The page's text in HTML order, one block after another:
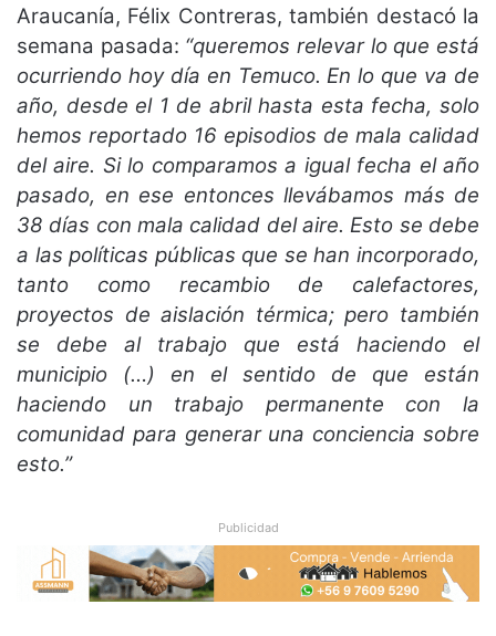
Araucanía, Félix Contreras, también destacó la
semana pasada: “queremos relevar lo que está
ocurriendo hoy día en Temuco. En lo que va de
año, desde el 1 de abril hasta esta fecha, solo
hemos reportado 16 episodios de mala calidad
del aire. Si lo comparamos a igual fecha el año
pasado, en ese entonces llevábamos más de
38 días con mala calidad del aire. Esto se debe
a las políticas públicas que se han incorporado,
tanto como recambio de calefactores,
proyectos de aislación térmica; pero también
se debe al trabajo que está haciendo el
municipio (…) en el sentido de que están
haciendo un trabajo permanente con la
comunidad para generar una conciencia sobre
esto.”
Publicidad